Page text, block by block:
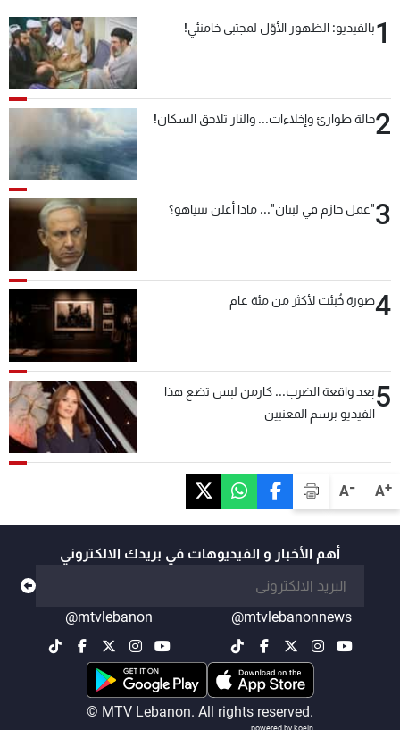
A+
A-
1بالفيديو: الظهور الأوّل لمجتبى خامنئي!
2حالة طوارئ وإخلاءات... والنار تلاحق السكان!
3"عمل حازم في لبنان"... ماذا أعلن نتنياهو؟
4صورة خُبئت لأكثر من مئة عام
5بعد واقعة الضرب... كارمن لبس تضع هذا
الفيديو برسم المعنيين
أهم الأخبار و الفيديوهات في بريدك الالكتروني
@mtvlebanonnews
@mtvlebanon
© MTV Lebanon. All rights reserved.
powered by koein